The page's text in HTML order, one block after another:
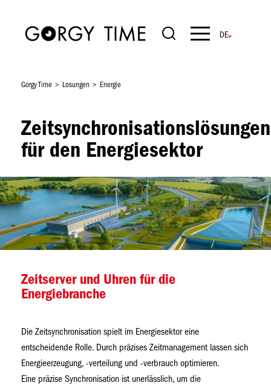
Navigation
Gorgy Time Losungen Energie
Zeitsynchronisationslösungen
für den Energiesektor
Bild
Zeitserver und Uhren für die
Energiebranche
Die Zeitsynchronisation spielt im Energiesektor eine
entscheidende Rolle. Durch präzises Zeitmanagement lassen sich
Energieerzeugung, -verteilung und -verbrauch optimieren.
Eine präzise Synchronisation ist unerlässlich, um die